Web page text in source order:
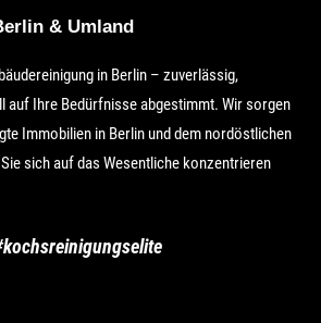
& Umland
in Berlin – zuverlässig,
auf Ihre Bedürfnisse abgestimmt. Wir sorgen
Immobilien in Berlin und dem nordöstlichen
sich auf das Wesentliche konzentrieren